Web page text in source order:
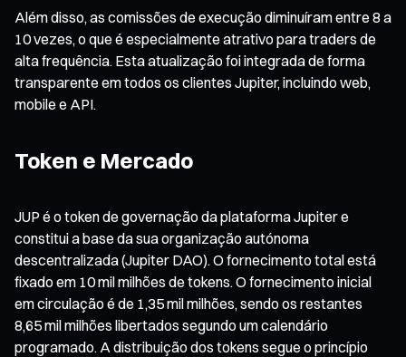
Além disso, as comissões de execução diminuíram entre 8 a
10 vezes, o que é especialmente atrativo para traders de
alta frequência. Esta atualização foi integrada de forma
transparente em todos os clientes Jupiter, incluindo web,
mobile e API.
Token e Mercado
JUP é o token de governação da plataforma Jupiter e
constitui a base da sua organização autónoma
descentralizada (Jupiter DAO). O fornecimento total está
fixado em 10 mil milhões de tokens. O fornecimento inicial
em circulação é de 1,35 mil milhões, sendo os restantes
8,65 mil milhões libertados segundo um calendário
programado. A distribuição dos tokens segue o princípio